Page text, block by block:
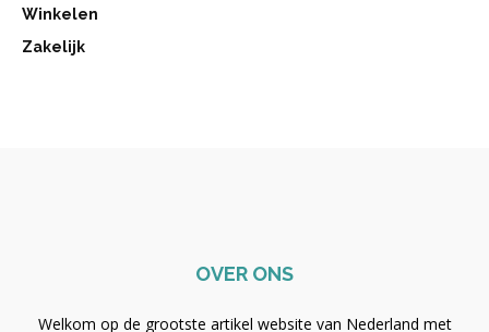
Winkelen
Zakelijk
OVER ONS
Welkom op de grootste artikel website van Nederland met